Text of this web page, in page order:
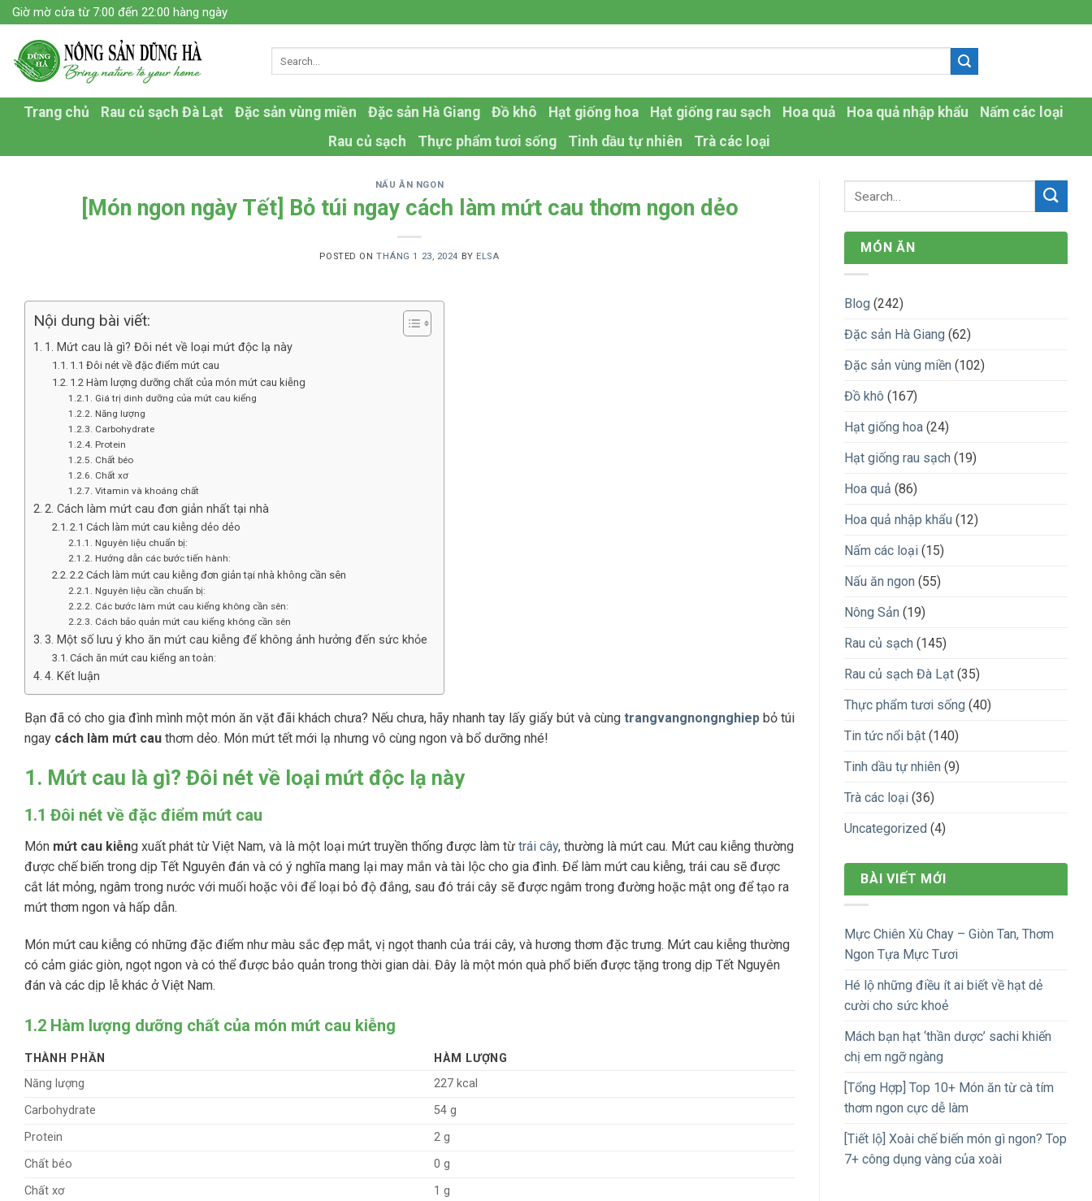
Skip
to
content
Giờ mờ cửa từ 7:00 đến 22:00 hàng ngày
Trang chủ Rau củ sạch Đà Lạt Đặc sản vùng miền Đặc sản Hà Giang Đồ khô Hạt giống hoa Hạt giống rau sạch Hoa quả Hoa quả nhập khẩu
Nấm các loại
Rau củ sạch
Thực phẩm tươi sống Tinh dầu tự nhiên Trà các loại
NẤU ĂN NGON
[Món ngon ngày Tết] Bỏ túi ngay cách làm mứt cau thơm ngon dẻo
POSTED ONTHÁNG 1 23, 2024 BY ELSA
Nội dung bài viết:
1. Mứt cau là gì? Đôi nét về loại mứt độc lạ này
1.1 Đôi nét về đặc điểm mứt cau
1.2 Hàm lượng dưỡng chất của món mứt cau kiễng
Giá trị dinh dưỡng của mứt cau kiểng
Năng lượng
Carbohydrate
Protein
Chất béo
Chất xơ
Vitamin và khoáng chất
2. Cách làm mứt cau đơn giản nhất tại nhà
2.1 Cách làm mứt cau kiễng dẻo dẻo
Nguyên liệu chuẩn bị:
Hướng dẫn các bước tiến hành:
2.2 Cách làm mứt cau kiễng đơn giản tại nhà không cần sên
Nguyên liệu cần chuẩn bị:
Các bước làm mứt cau kiểng không cần sên:
Cách bảo quản mứt cau kiểng không cần sên
3. Một số lưu ý kho ăn mứt cau kiễng để không ảnh hưởng đến sức khỏe
Cách ăn mứt cau kiểng an toàn:
4. Kết luận
Bạn đã có cho gia đình mình một món ăn vặt đãi khách chưa? Nếu chưa, hãy nhanh tay lấy giấy bút và cùng trangvangnongnghiep bỏ túi
ngay cách làm mứt cau thơm dẻo. Món mứt tết mới lạ nhưng vô cùng ngon và bổ dưỡng nhé!
1. Mứt cau là gì? Đôi nét về loại mứt độc lạ này
1.1 Đôi nét về đặc điểm mứt cau
Món mứt cau kiễng xuất phát từ Việt Nam, và là một loại mứt truyền thống được làm từ trái cây, thường là mứt cau. Mứt cau kiễng thường
được chế biến trong dịp Tết Nguyên đán và có ý nghĩa mang lại may mắn và tài lộc cho gia đình. Để làm mứt cau kiễng, trái cau sẽ được
cắt lát mỏng, ngâm trong nước với muối hoặc vôi để loại bỏ độ đắng, sau đó trái cây sẽ được ngâm trong đường hoặc mật ong để tạo ra
mứt thơm ngon và hấp dẫn.
Món mứt cau kiễng có những đặc điểm như màu sắc đẹp mắt, vị ngọt thanh của trái cây, và hương thơm đặc trưng. Mứt cau kiễng thường
có cảm giác giòn, ngọt ngon và có thể được bảo quản trong thời gian dài. Đây là một món quà phổ biến được tặng trong dịp Tết Nguyên
đán và các dịp lễ khác ở Việt Nam.
1.2 Hàm lượng dưỡng chất của món mứt cau kiễng
THÀNH PHẦN
HÀM LƯỢNG
Năng lượng
227 kcal
Carbohydrate
54 g
Protein
2 g
Chất béo
0 g
Chất xơ
1 g
MÓN ĂN
Blog (242)
Đặc sản Hà Giang (62)
Đặc sản vùng miền (102)
Đồ khô (167)
Hạt giống hoa (24)
Hạt giống rau sạch (19)
Hoa quả (86)
Hoa quả nhập khẩu (12)
Nấm các loại (15)
Nấu ăn ngon (55)
Nông Sản (19)
Rau củ sạch (145)
Rau củ sạch Đà Lạt (35)
Thực phẩm tươi sống (40)
Tin tức nổi bật (140)
Tinh dầu tự nhiên (9)
Trà các loại (36)
Uncategorized (4)
BÀI VIẾT MỚI
Mực Chiên Xù Chay – Giòn Tan, Thơm
Ngon Tựa Mực Tươi
Hé lộ những điều ít ai biết về hạt dẻ
cười cho sức khoẻ
Mách bạn hạt ‘thần dược’ sachi khiến
chị em ngỡ ngàng
[Tổng Hợp] Top 10+ Món ăn từ cà tím
thơm ngon cực dễ làm
[Tiết lộ] Xoài chế biến món gì ngon? Top
7+ công dụng vàng của xoài